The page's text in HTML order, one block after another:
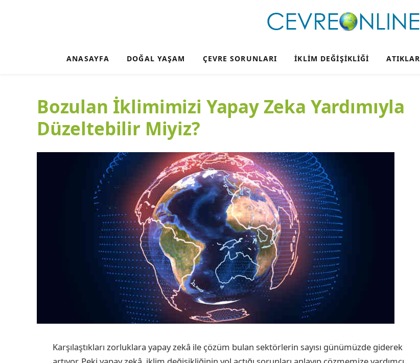
ANASAYFA DOĞAL YAŞAM ÇEVRE SORUNLARI İKLIM DEĞIŞIKLIĞI ATIKLAR
Bozulan İklimimizi Yapay Zeka Yardımıyla
Düzeltebilir Miyiz?
Karşılaştıkları zorluklara yapay zekâ ile çözüm bulan sektörlerin sayısı günümüzde giderek